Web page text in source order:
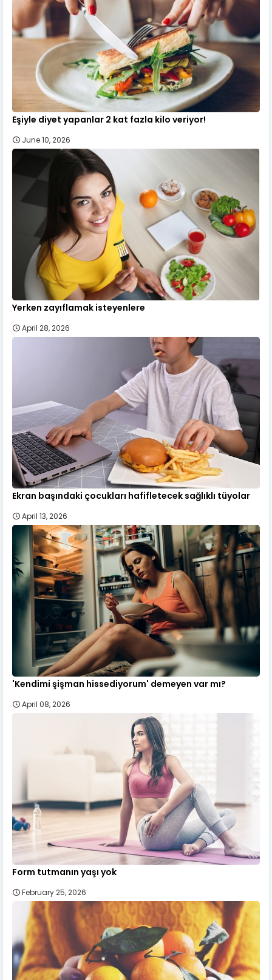
Eşiyle diyet yapanlar 2 kat fazla kilo veriyor!
June 10, 2026
Yerken zayıflamak isteyenlere
April 28, 2026
Ekran başındaki çocukları hafifletecek sağlıklı tüyolar
April 13, 2026
'Kendimi şişman hissediyorum' demeyen var mı?
April 08, 2026
Form tutmanın yaşı yok
February 25, 2026